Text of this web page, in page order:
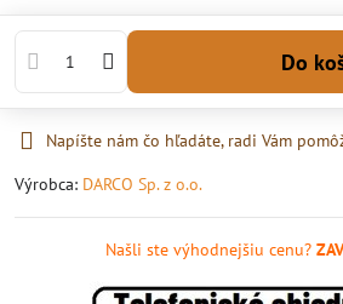
Do
Napíšte nám čo hľadáte, radi Vám
Výrobca: DARCO Sp. z o.o.
Našli ste výhodnejšiu cenu?